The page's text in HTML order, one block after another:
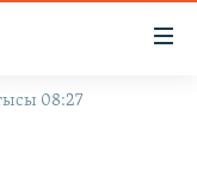
08:27